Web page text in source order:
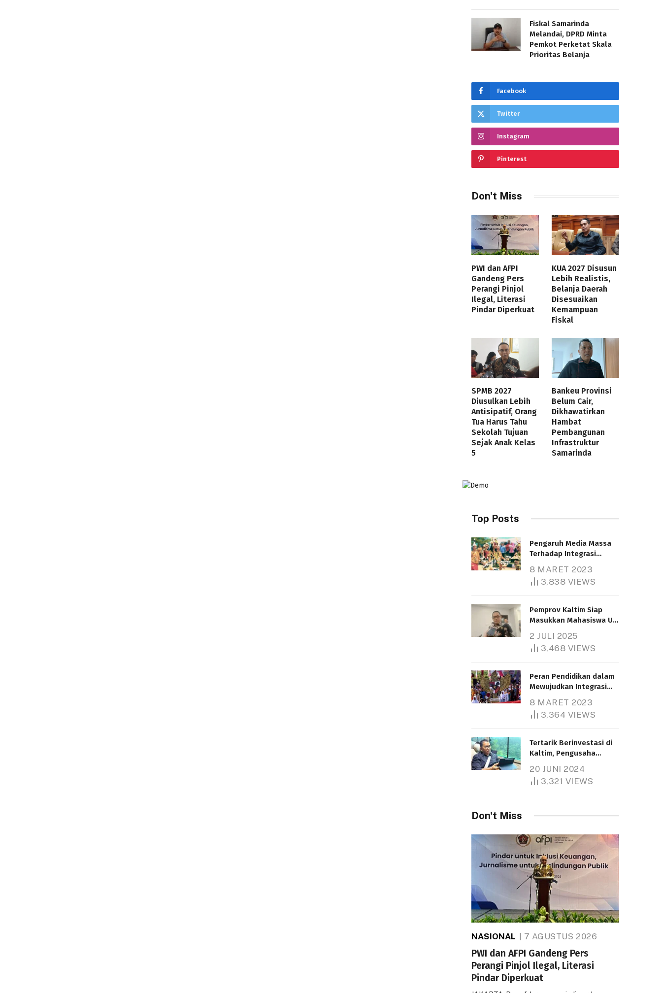
Fiskal Samarinda
Melandai, DPRD Minta
Pemkot Perketat Skala
Prioritas Belanja
Facebook
Twitter
Instagram
Pinterest
Don't Miss
PWI dan AFPI
Gandeng Pers
Perangi Pinjol
Ilegal, Literasi
Pindar Diperkuat
KUA 2027 Disusun
Lebih Realistis,
Belanja Daerah
Disesuaikan
Kemampuan
Fiskal
SPMB 2027
Diusulkan Lebih
Antisipatif, Orang
Tua Harus Tahu
Sekolah Tujuan
Sejak Anak Kelas
5
Bankeu Provinsi
Belum Cair,
Dikhawatirkan
Hambat
Pembangunan
Infrastruktur
Samarinda
Top Posts
Pengaruh Media Massa
Terhadap Integrasi
8 MARET 2023
3,838 VIEWS
Pemprov Kaltim Siap
Masukkan Mahasiswa UT
Bantuan Pendidikan
Gratispol
2 JULI 2025
3,468 VIEWS
Peran Pendidikan dalam
Mewujudkan Integrasi
8 MARET 2023
3,364 VIEWS
Tertarik Berinvestasi di
Kaltim, Pengusaha
1.000 Hektare
20 JUNI 2024
3,321 VIEWS
Don't Miss
NASIONAL 7 AGUSTUS 2026
PWI dan AFPI Gandeng Pers
Perangi Pinjol Ilegal, Literasi
Pindar Diperkuat